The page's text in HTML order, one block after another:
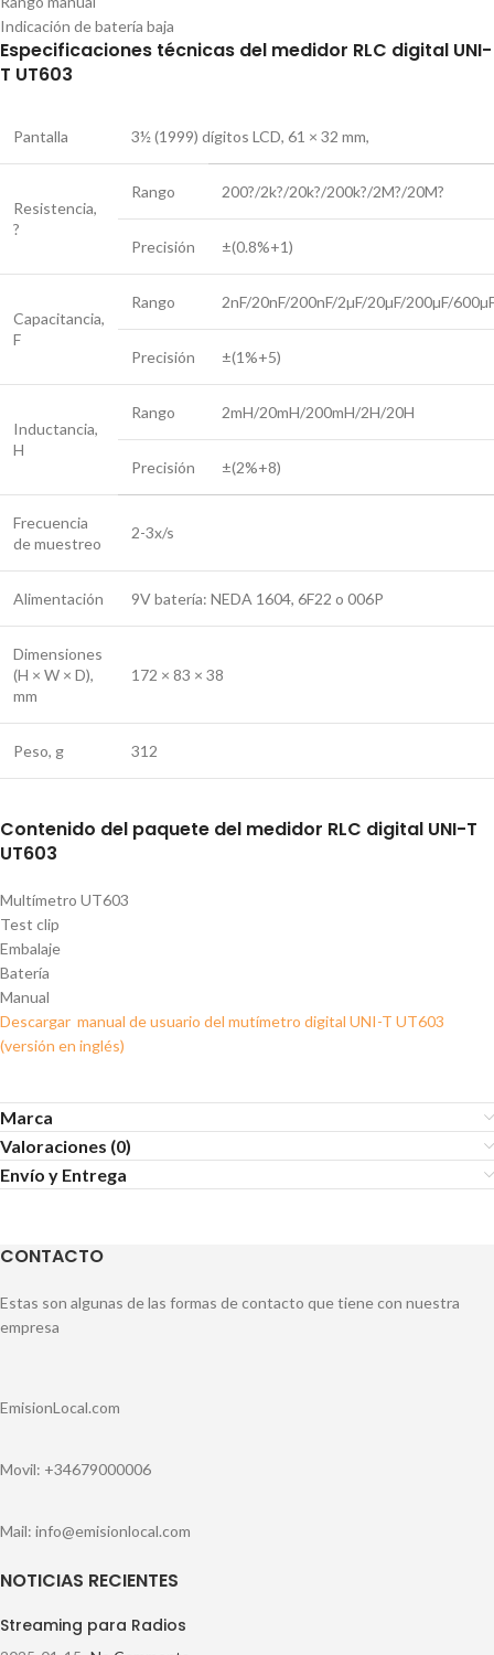
Indicación de batería baja
Especificaciones técnicas del medidor RLC digital UNI-
T UT603
Pantalla 3½ (1999) dígitos LCD, 61 × 32 mm,
Resistencia,
?
Rango 200?/2k?/20k?/200k?/2M?/20M?
Precisión ±(0.8%+1)
Capacitancia,
F
Rango 2nF/20nF/200nF/2µF/20µF/200µF/
Precisión ±(1%+5)
Inductancia,
H
Rango 2mH/20mH/200mH/2H/20H
Precisión ±(2%+8)
Frecuencia
de muestreo
2-3x/s
Alimentación 9V batería: NEDA 1604, 6F22 o 006P
Dimensiones
(H × W × D),
mm
172 × 83 × 38
Peso, g 312
Contenido del paquete del medidor RLC digital UNI-T
UT603
Multímetro UT603
Test clip
Embalaje
Batería
Manual
Descargar manual de usuario del mutímetro digital UNI-T UT603
(versión en inglés)
Marca
Valoraciones (0)
Envío y Entrega
CONTACTO
Estas son algunas de las formas de contacto que tiene con nuestra
empresa
EmisionLocal.com
Movil: +34679000006
Mail: info@emisionlocal.com
NOTICIAS RECIENTES
Streaming para Radios